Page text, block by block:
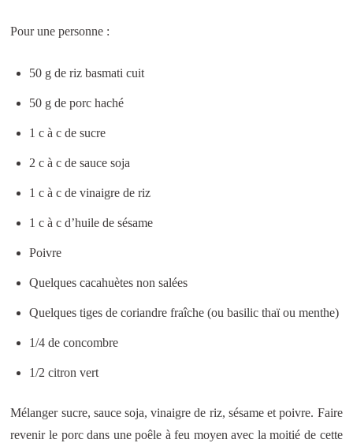
Pour une personne :
50 g de riz basmati cuit
50 g de porc haché
1 c à c de sucre
2 c à c de sauce soja
1 c à c de vinaigre de riz
1 c à c d’huile de sésame
Poivre
Quelques cacahuètes non salées
Quelques tiges de coriandre fraîche (ou basilic thaï ou menthe)
1/4 de concombre
1/2 citron vert
Mélanger sucre, sauce soja, vinaigre de riz, sésame et poivre. Faire
revenir le porc dans une poêle à feu moyen avec la moitié de cette